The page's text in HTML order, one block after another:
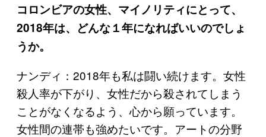
コロンビアの女性、マイノリティにとって、
2018年は、どんな１年になればいいのでしょ
うか。
ナンディ：2018年も私は闘い続けます。女性
殺人率が下がり、女性だから殺されてしまう
ことがなくなるよう、心から願っています。
女性間の連帯も強めたいです。アートの分野